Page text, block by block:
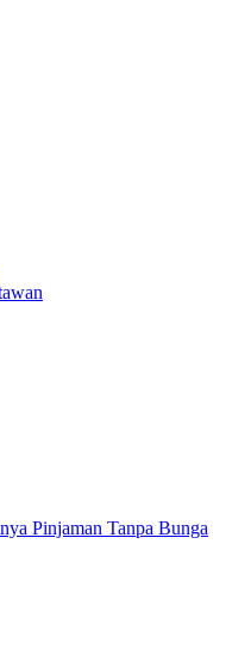
Pinjaman Tanpa Bunga